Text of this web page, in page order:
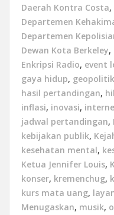
Daerah Kontra Costa,
Departemen
Departemen
Dewan Kota Berkeley,
Enkripsi Radio, event
gaya hidup, geopolitik
hasil pertandingan,
inflasi, inovasi,
jadwal pertandingan,
kebijakan publik,
kesehatan mental,
Ketua Jennifer Louis,
konser, kremenchug,
kurs mata uang,
Menugaskan, musik,